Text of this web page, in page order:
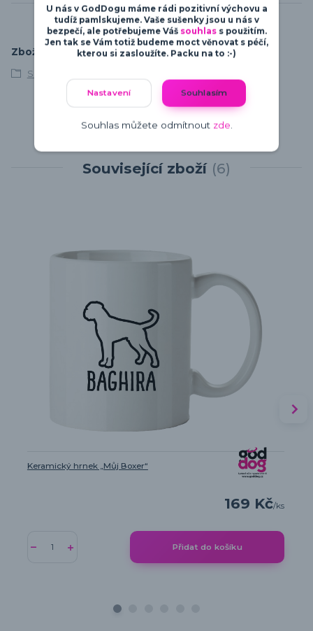
Zboží zařazeno v kategoriích
S vlastním textem
Související zboží 6
Keramický hrnek „Můj Boxer“
169 Kč/ks
Přidat do košíku
U nás v GodDogu máme rádi pozitivní výchovu a
tudíž pamlskujeme. Vaše sušenky jsou u nás v
bezpečí, ale potřebujeme Váš souhlass použitím.
Jen tak se Vám totiž budeme moct věnovat s péčí,
kterou si zasloužíte. Packu na to :-)
Nastavení Souhlasím
Souhlas můžete odmítnout zde.